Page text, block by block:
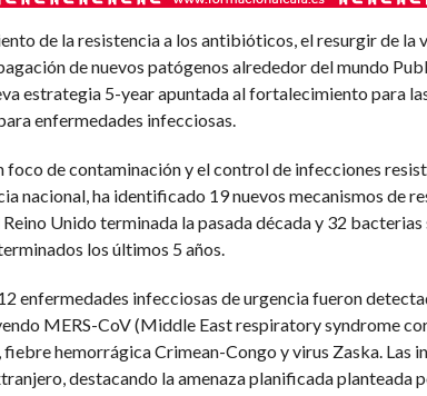
de la resistencia a los antibióticos, el resurgir de la
de nuevos patógenos alrededor del mundo
estrategia 5-year apuntada al fortalecimiento para
enfermedades infecciosas.
foco de contaminación y el control de infecciones
nacional, ha identificado 19 nuevos mecanismos de
Unido terminada la pasada década y 32
los últimos 5 años.
enfermedades infecciosas de urgencia fueron
MERS-CoV (Middle East respiratory syndrome
hemorrágica Crimean-Congo y virus Zaska. Las
destacando la amenaza planificada planteada